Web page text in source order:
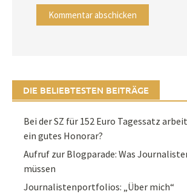
DIE BELIEBTESTEN BEITRÄGE
Bei der SZ für 152 Euro Tagessatz
ein gutes Honorar?
Aufruf zur Blogparade: Was
müssen
Journalistenportfolios: „Über mich“